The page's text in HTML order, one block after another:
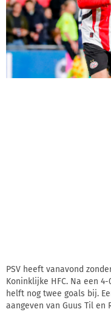
PSV heeft vanavond
Koninklijke HFC. Na een
helft nog twee goals bij.
aangeven van Guus Til en